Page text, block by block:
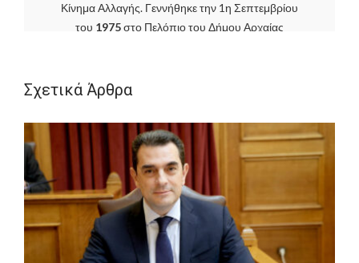
Κίνημα Αλλαγής. Γεννήθηκε την 1η Σεπτεμβρίου
του 1975στο Πελόπιο του Δήμου Αρχαίας
Αδάμουκαι έχουνδύο γιούς,τον Γιάννη και τον
Βασίλη.
Έχει έναναδελφό, τον Δημήτρη, ιατρό
παθολόγο
Εκπαίδευση
Σχετικά Άρθρα